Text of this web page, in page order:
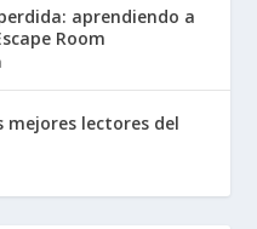
aprendiendo a
Room
mejores lectores del